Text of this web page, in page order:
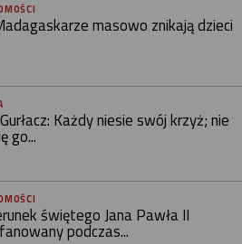
masowo znikają dzieci
Każdy niesie swój krzyż; nie
go...
świętego Jana Pawła II
podczas...